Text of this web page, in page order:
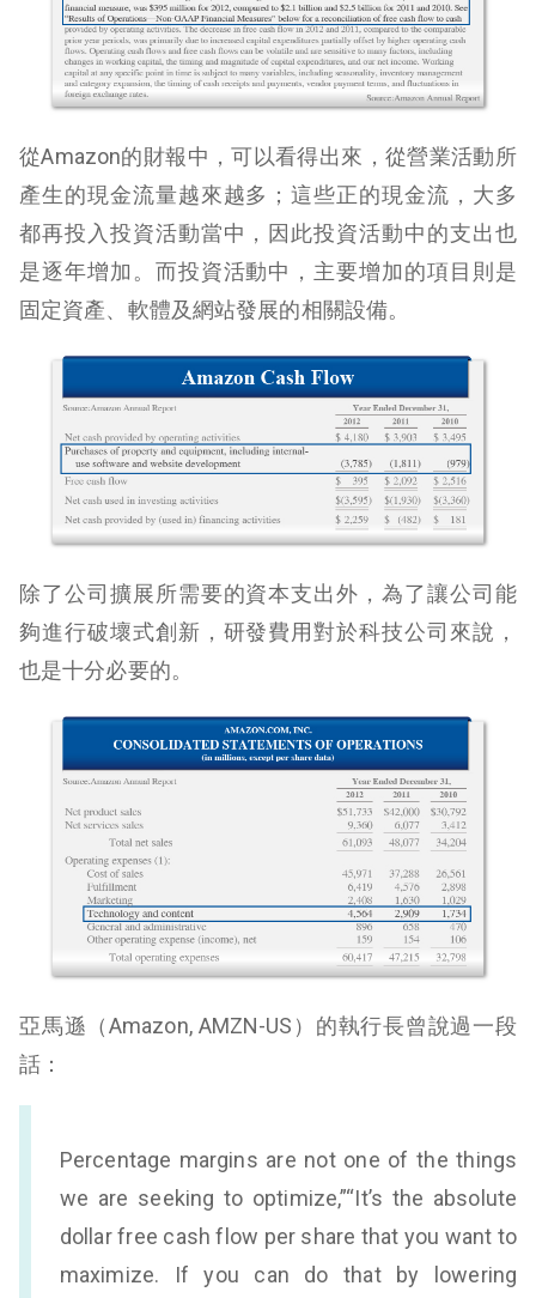
從Amazon的財報中，可以看得出來，從營業活動所
產生的現金流量越來越多；這些正的現金流，大多
都再投入投資活動當中，因此投資活動中的支出也
是逐年增加。而投資活動中，主要增加的項目則是
固定資產、軟體及網站發展的相關設備。
除了公司擴展所需要的資本支出外，為了讓公司能
夠進行破壞式創新，研發費用對於科技公司來說，
也是十分必要的。
亞馬遜（Amazon, AMZN-US）的執行長曾說過一段
話：
Percentage margins are not one of the things
we are seeking to optimize,”“It’s the absolute
dollar free cash flow per share that you want to
maximize. If you can do that by lowering